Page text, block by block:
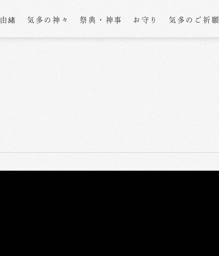
由緒 気多の神々 祭典・神事 お守り 気多のご祈願